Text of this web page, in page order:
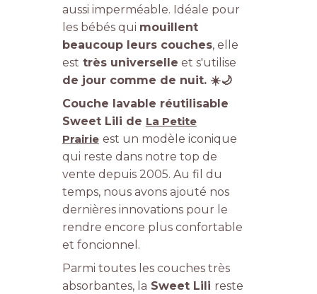
aussi imperméable. Idéale pour
les bébés qui mouillent
beaucoup leurs couches, elle
est très universelle et s'utilise
de jour comme de nuit. ☀️🌙
Couche lavable réutilisable
Sweet Lili de La Petite
Prairie est un modèle iconique
qui reste dans notre top de
vente depuis 2005. Au fil du
temps, nous avons ajouté nos
dernières innovations pour le
rendre encore plus confortable
et foncionnel.
Parmi toutes les couches très
absorbantes, la Sweet Lili reste